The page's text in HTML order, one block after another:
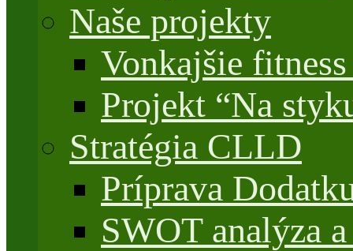
Naše projekty
Vonkajšie
Projekt “Na
Stratégia CLLD
Príprava
SWOT analýza